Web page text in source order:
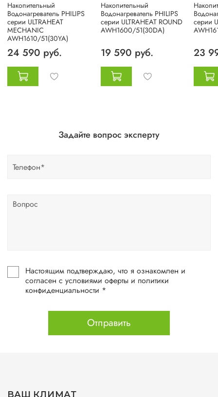
Накопительный
Водонагреватель PHILIPS
серии ULTRAHEAT
MECHANIC
AWH1610/51(30YA)
24 590 руб.
Накопительный
Водонагреватель PHILIPS
серии ULTRAHEAT ROUND
AWH1600/51(30DA)
19 590 руб.
серии
23
Задайте вопрос эксперту
Настоящим подтверждаю, что я ознакомлен и
согласен с условиями оферты и политики
конфиденциальности *
Отправить
ВАШ КЛИМАТ